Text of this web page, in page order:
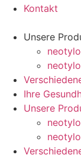
Kontakt
Unsere
Ihre
Unsere